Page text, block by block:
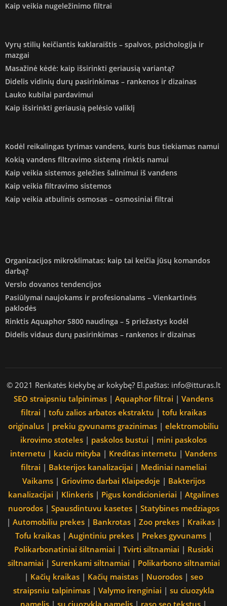
Kaip veikia nugeležinimo filtrai
Vyrų stilių keičiantis kaklaraištis – spalvos, psichologija ir
mazgai
Masažinė kėdė: kaip išsirinkti geriausią variantą?
Didelis vidinių durų pasirinkimas – rankenos ir dizainas
Lauko kubilai pardavimui
Kaip išsirinkti geriausią pelėsio valiklį
Kodėl reikalingas tyrimas vandens, kuris bus tiekiamas namui
Kokią vandens filtravimo sistemą rinktis namui
Kaip veikia sistemos geležies šalinimui iš vandens
Kaip veikia filtravimo sistemos
Kaip veikia atbulinis osmosas – osmosiniai filtrai
Organizacijos mikroklimatas: kaip tai keičia jūsų komandos
darbą?
Verslo dovanos tendencijos
Pasiūlymai naujokams ir profesionalams – Vienkartinės
paklodės
Rinktis Aquaphor S800 naudinga – 5 priežastys kodėl
Didelis vidaus durų pasirinkimas – rankenos ir dizainas
© 2021 Renkatės kiekybę ar kokybę? El.paštas: info@itturas.lt
SEO straipsniu talpinimas | Aquaphor filtrai | Vandens
filtrai | tofu zalios arbatos ekstraktu | tofu kraikas
originalus | prekiu gyvunams grazinimas | elektromobiliu
ikrovimo stoteles | paskolos bustui | mini paskolos
internetu | kaciu mityba | Kreditas internetu | Vandens
filtrai | Bakterijos kanalizacijai | Mediniai nameliai
Vaikams| Griovimo darbai Klaipedoje | Bakterijos
kanalizacijai | Klinkeris | Pigus kondicionieriai | Atgalines
nuorodos| Spausdintuvu kasetes| Statybines medziagos
| Automobiliu prekes| Bankrotas| Zoo prekes| Kraikas|
Tofu kraikas| Augintiniu prekes| Prekes gyvunams|
Polikarbonatiniai šiltnamiai | Tvirti siltnamiai | Rusiski
siltnamiai | Surenkami siltnamiai | Polikarbono siltnamiai
| Kačių kraikas| Kačių maistas| Nuorodos| seo
straipsniu talpinimas| Valymo irenginiai | su ciuozykla